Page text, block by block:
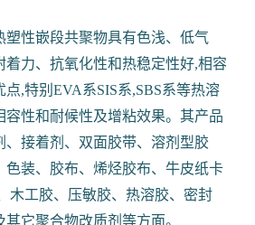
塑性嵌段共聚物具有色浅、低气
着力、抗氧化性和热稳定性好,相容
,特别EVA系SIS系,SBS系等热溶
容性和耐候性及增粘效果。其产品
、接着剂、双面胶带、溶剂型胶
色装、胶布、烯烃胶布、牛皮纸卡
木工胶、压敏胶、热溶胶、密封
它聚合物改质剂等方面。